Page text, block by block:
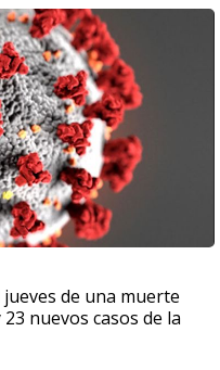
de una muerte
nuevos casos de la